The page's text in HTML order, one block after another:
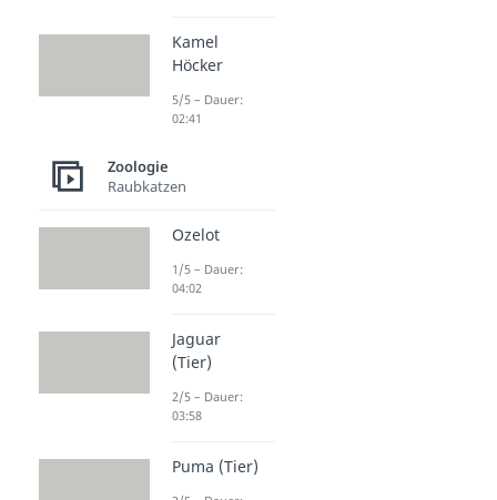
Kamel
Höcker
5/5 – Dauer:
02:41
Zoologie
Raubkatzen
Ozelot
1/5 – Dauer:
04:02
Jaguar
(Tier)
2/5 – Dauer:
03:58
Puma (Tier)